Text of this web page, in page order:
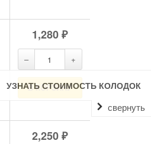
УЗНАТЬ СТОИМОСТЬ КОЛОДОК
свернуть
1,280₽
В КОРЗИНУ
2,250₽